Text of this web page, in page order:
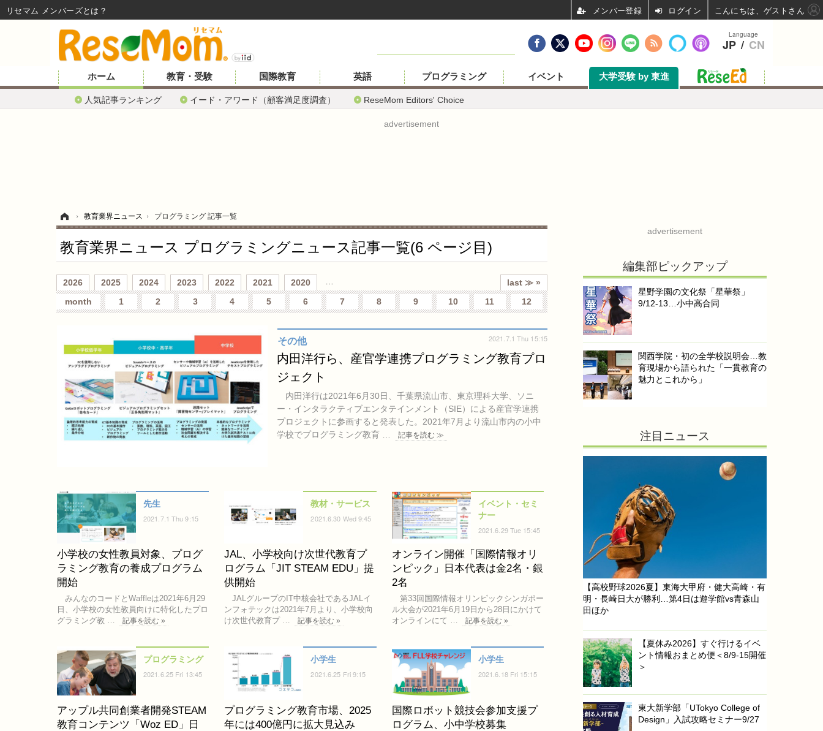
ホーム
人気記事ランキング イード・アワード（顧客満足度調査） ReseMom Editors' Choice
教育・受験 国際教育 英語 プログラミング イベント 大学受験 by 東進
advertisement
› 教育業界ニュース › プログラミング 記事一覧
教育業界ニュース プログラミングニュース記事一覧(6 ページ目)
2026 2025 2024 2023 2022 2021 2020
last ≫ »
month
1 2 3 4 5 6 7 8 9 10 11 12
その他 2021.7.1 Thu 15:15
内田洋行ら、産官学連携プログラミング教育プロ
ジェクト
内田洋行は2021年6月30日、千葉県流山市、東京理科大学、ソニ
ー・インタラクティブエンタテインメント（SIE）による産官学連携
プロジェクトに参画すると発表した。2021年7月より流山市内の小中
学校でプログラミング教育 …
記事を読む ≫
先生
2021.7.1 Thu 9:15
小学校の女性教員対象、プログ
ラミング教育の養成プログラム
開始
みんなのコードとWaffleは2021年6月29
日、小学校の女性教員向けに特化したプロ
グラミング教 …
記事を読む »
教材・サービス
2021.6.30 Wed 9:45
JAL、小学校向け次世代教育プ
ログラム「JIT STEAM EDU」提
供開始
JALグループのIT中核会社であるJALイ
ンフォテックは2021年7月より、小学校向
け次世代教育プ …
記事を読む »
イベント・セミ
ナー
2021.6.29 Tue 15:45
オンライン開催「国際情報オリ
ンピック」日本代表は金2名・銀
2名
第33回国際情報オリンピックシンガポー
ル大会が2021年6月19日から28日にかけて
オンラインにて …
記事を読む »
プログラミング
2021.6.25 Fri 13:45
アップル共同創業者開発STEAM
教育コンテンツ「Woz ED」日
小学生
2021.6.25 Fri 9:15
プログラミング教育市場、2025
年には400億円に拡大見込み
小学生
2021.6.18 Fri 15:15
国際ロボット競技会参加支援プ
ログラム、小中学校募集
advertisement
編集部ピックアップ
星野学園の文化祭「星華祭」
9/12-13…小中高合同
関西学院・初の全学校説明会…教
育現場から語られた「一貫教育の
魅力とこれから」
注目ニュース
【高校野球2026夏】東海大甲府・健大高崎・有
明・長崎日大が勝利…第4日は遊学館vs青森山
田ほか
【夏休み2026】すぐ行けるイベ
ント情報おまとめ便＜8/9-15開催
＞
東大新学部「UTokyo College of
Design」入試攻略セミナー9/27
Language
JP / CN
リセマム メンバーズ ログイン こんにちは、ゲストさん